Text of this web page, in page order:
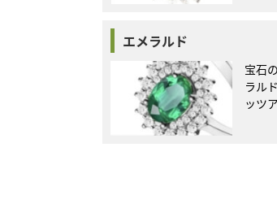
エメラルド
宝石
ラル
ッツ